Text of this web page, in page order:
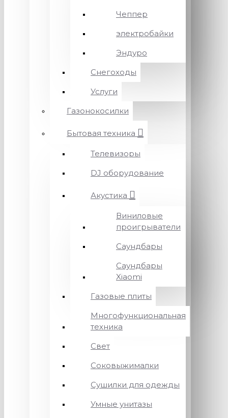
Чеппер
электробайки
Эндуро
Снегоходы
Услуги
Газонокосилки
Бытовая техника
Телевизоры
DJ оборудование
Акустика
Виниловые
проигрыватели
Саундбары
Саундбары
Xiaomi
Газовые плиты
Многофункциональная
техника
Свет
Соковыжималки
Сушилки для одежды
Умные унитазы